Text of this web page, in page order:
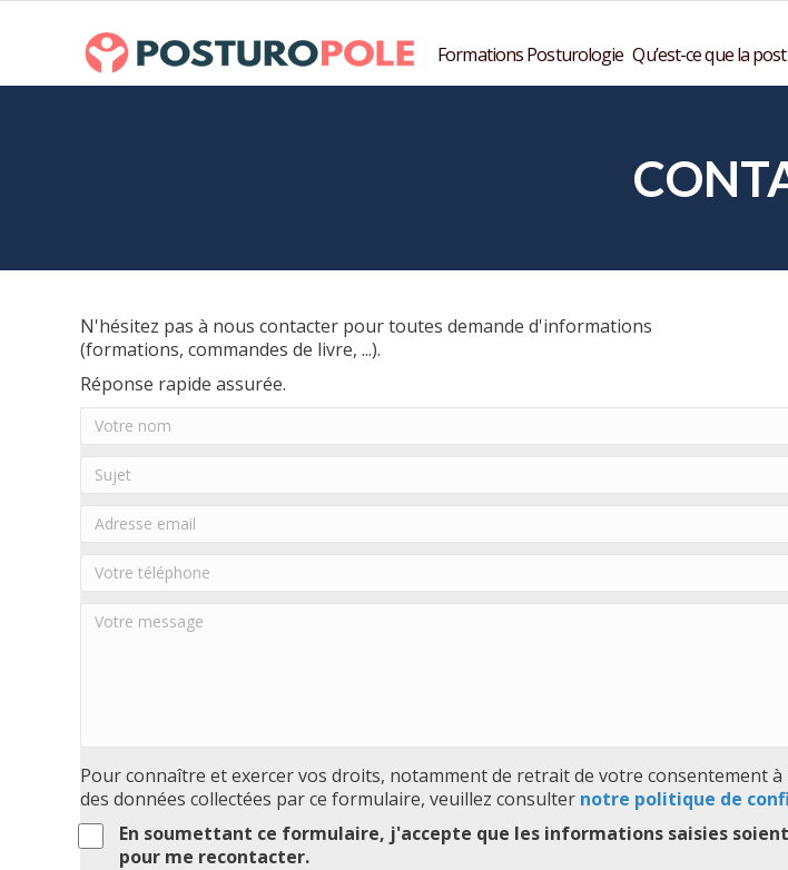
Formations Posturologie Qu’est-ce que la
N'hésitez pas à nous contacter pour toutes demande d'informations
(formations, commandes de livre, ...).
Réponse rapide assurée.
Pour connaître et exercer vos droits, notamment de retrait de votre consentement
des données collectées par ce formulaire, veuillez consulter notre politique de
En soumettant ce formulaire, j'accepte que les informations saisies
pour me recontacter.